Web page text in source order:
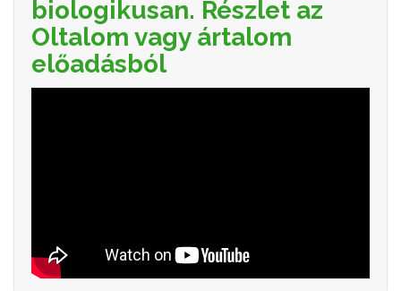
biologikusan. Részlet az
Oltalom vagy ártalom
előadásból